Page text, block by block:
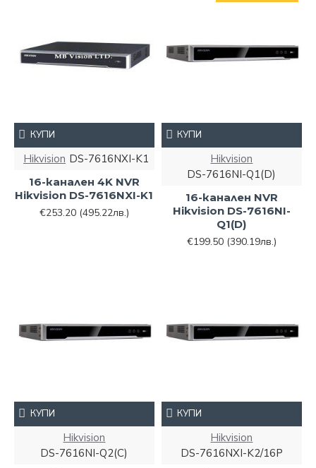
Hikvision DS-7616NXI-K1
16-канален 4K NVR
Hikvision DS-7616NXI-K1
€253.20 (495.22лв.)
КУПИ
Hikvision
DS-7616NI-Q1(D)
16-канален NVR
Hikvision DS-7616NI-
Q1(D)
€199.50 (390.19лв.)
КУПИ
Hikvision
DS-7616NI-Q2(C)
КУПИ
Hikvision
DS-7616NXI-K2/16P
КУПИ